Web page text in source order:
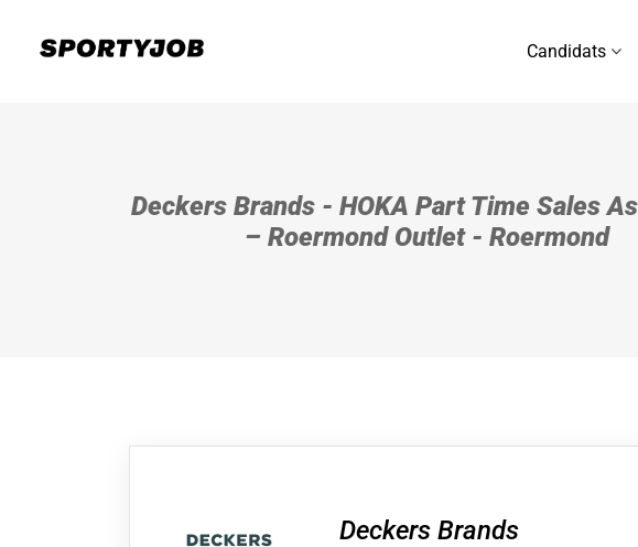
Candidats
Deckers Brands - HOKA Part Time Sales
– Roermond Outlet - Roermond
Deckers Brands